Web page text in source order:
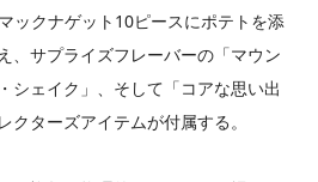
ックナゲット10ピースにポテトを添
、サプライズフレーバーの「マウン
シェイク」、そして「コアな思い出
クターズアイテムが付属する。